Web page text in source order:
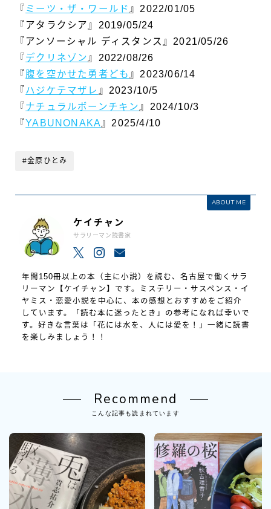
『 ミーツ・ザ・ワールド 』2022/01/05
『アタラクシア』2019/05/24
『アンソーシャル ディスタンス』2021/05/26
『デクリネゾン 』2022/08/26
『腹を空かせた勇者ども 』2023/06/14
『ハジケテマザレ 』2023/10/5
『ナチュラルボーンチキン 』2024/10/3
『YABUNONAKA 』2025/4/10
#金原ひとみ
ABOUT ME
ケイチャン
サラリーマン読書家
年間150冊以上の本（主に小説）を読む、名古屋で働くサラ
リーマン【ケイチャン】です。ミステリー・サスペンス・イ
ヤミス・恋愛小説を中心に、本の感想とおすすめをご紹介
しています。「読む本に迷ったとき」の参考になれば幸いで
す。好きな言葉は「花には水を、人には愛を！」一緒に読書
を楽しみましょう！！
Recommend
こんな記事も読まれています